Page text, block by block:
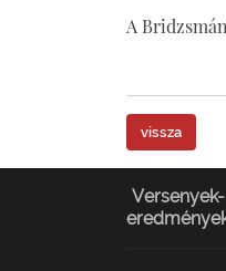
A
vissza
Versenyek-